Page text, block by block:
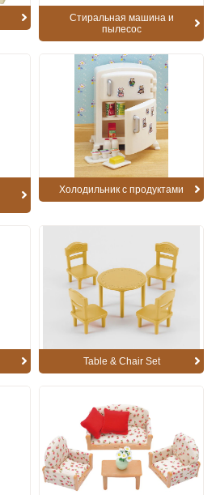
Стиральная машина и
пылесос
Холодильник с продуктами
Table & Chair Set